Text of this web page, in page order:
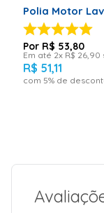
Polia Motor
R$ 53,80
Em até 2x R$ 26 90
R$ 51,11
com 5% de